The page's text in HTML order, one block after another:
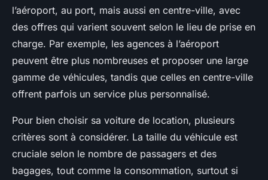
l’aéroport, au port, mais aussi en centre-ville, avec
des offres qui varient souvent selon le lieu de prise en
charge. Par exemple, les agences à l’aéroport
peuvent être plus nombreuses et proposer une large
gamme de véhicules, tandis que celles en centre-ville
offrent parfois un service plus personnalisé.
Pour bien choisir sa voiture de location, plusieurs
critères sont à considérer. La taille du véhicule est
cruciale selon le nombre de passagers et des
bagages, tout comme la consommation, surtout si